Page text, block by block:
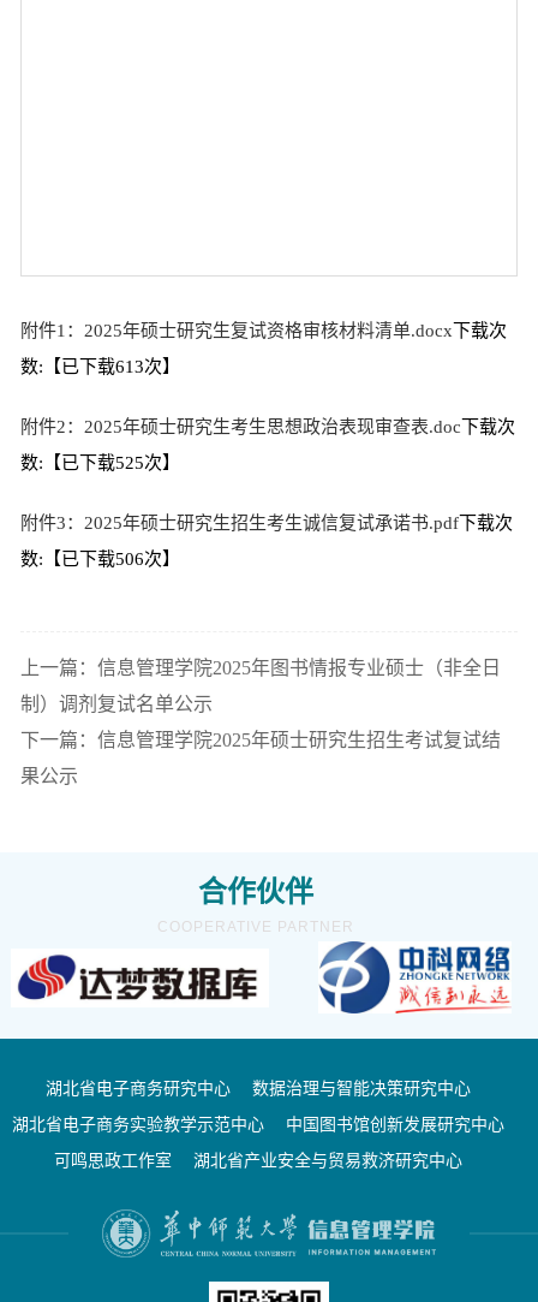
附件1：2025年硕士研究生复试资格审核材料清单.docx下载次
数:【已下载613次】
附件2：2025年硕士研究生考生思想政治表现审查表.doc下载次
数:【已下载525次】
附件3：2025年硕士研究生招生考生诚信复试承诺书.pdf下载次
数:【已下载506次】
上一篇：信息管理学院2025年图书情报专业硕士（非全日
制）调剂复试名单公示
下一篇：信息管理学院2025年硕士研究生招生考试复试结
果公示
合作伙伴
COOPERATIVE PARTNER
湖北省电子商务研究中心
数据治理与智能决策研究中心
湖北省电子商务实验教学示范中心
中国图书馆创新发展研究中心
可鸣思政工作室
湖北省产业安全与贸易救济研究中心